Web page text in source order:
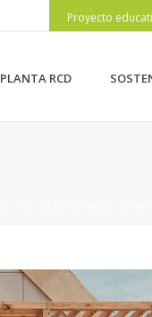
Proyecto
PLANTA RCD